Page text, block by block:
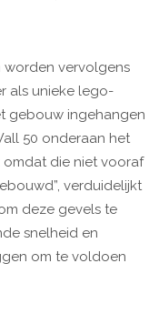
vervolgens
als unieke lego-
gebouw ingehangen
50 onderaan het
die niet vooraf
verduidelijkt
deze gevels te
snelheid en
om te voldoen